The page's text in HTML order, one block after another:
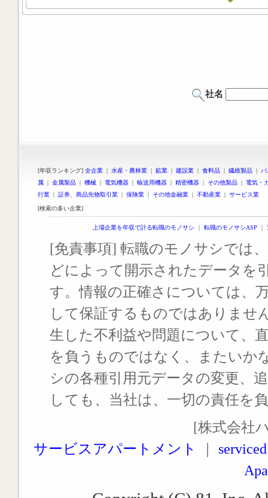
社名
[年収ランキング] 全企業 | 水産・農林業 | 鉱業 | 建設業 | 食料品 | 繊維製品 |
属 | 金属製品 | 機械 | 電気機器 | 輸送用機器 | 精密機器 | その他製品 | 電気・
行業 | 証券、商品先物取引業 | 保険業 | その他金融業 | 不動産業 | サービス業
[検索の多い企業]
上場企業を年収で計る転職のモノサシ ｜ 転職のモノサシASP ｜
[免責事項] 転職のモノサシでは
どによって開示されたデータを
す。情報の正確さについては、
して保証するものではありませ
生した不利益や問題について、
を負うものではなく、またいか
シの各種引用元データの変更、
しても、当社は、一切の責任を
[株式会社
サービスアパートメント